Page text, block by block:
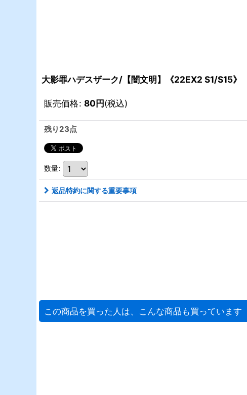
大影罪ハデスザーク/【闇文明】《22EX2 S1/S15》
販売価格: 80円(税込)
残り23点
数量:
返品特約に関する重要事項
この商品を買った人は、こんな商品も買っています